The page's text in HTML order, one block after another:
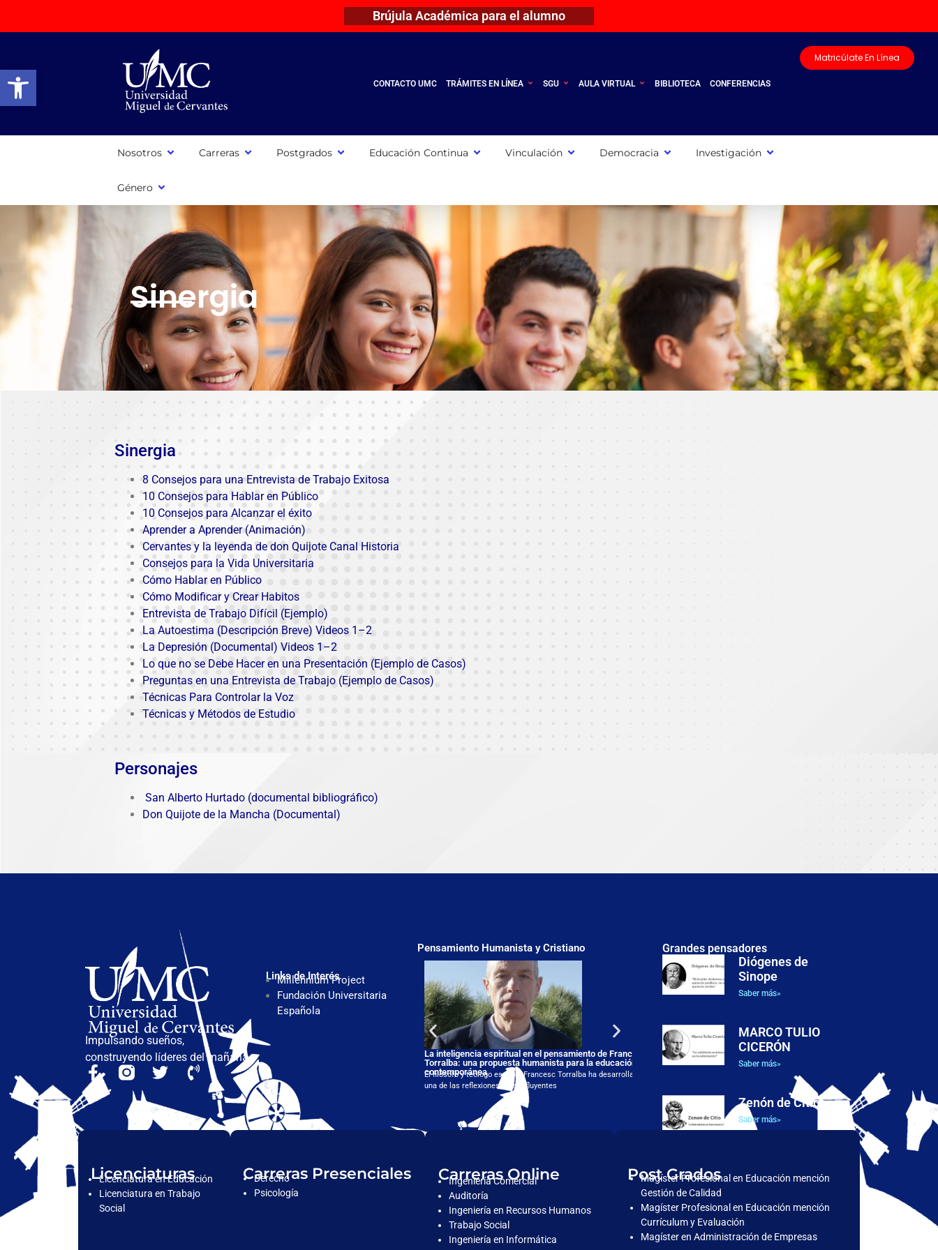
Abrir barra de herramientas
Brújula Académica para el alumno
CONTACTO UMC TRÁMITES EN LÍNEA SGU AULA VIRTUAL BIBLIOTECA CONFERENCIAS
Matricúlate En Línea
Nosotros Carreras Postgrados Educación Continua Vinculación Democracia Investigación
Género
Sinergia
Sinergia
8 Consejos para una Entrevista de Trabajo Exitosa
10 Consejos para Hablar en Público
10 Consejos para Alcanzar el éxito
Aprender a Aprender (Animación)
Cervantes y la leyenda de don Quijote Canal Historia
Consejos para la Vida Universitaria
Cómo Hablar en Público
Cómo Modificar y Crear Habitos
Entrevista de Trabajo Difícil (Ejemplo)
La Autoestima (Descripción Breve) Videos 1 –2
La Depresión (Documental) Videos 1 –2
Lo que no se Debe Hacer en una Presentación (Ejemplo de Casos)
Preguntas en una Entrevista de Trabajo (Ejemplo de Casos)
Técnicas Para Controlar la Voz
Técnicas y Métodos de Estudio
Personajes
San Alberto Hurtado (documental bibliográfico)
Don Quijote de la Mancha (Documental)
Impulsando sueños,
construyendo líderes del mañana.
Links de Interés
Millennium Project
Fundación Universitaria
Española
Pensamiento Humanista y Cristiano
La inteligencia espiritual en el pensamiento de Francesc
Torralba: una propuesta humanista para la educación
contemporánea
El filósofo y teólogo español Francesc Torralba ha desarrollado
una de las reflexiones más influyentes
Justicia, dignidad y posibilidades humanas: el enfoque de
las capacidades en la filosofía política de Martha C.
Grandes pensadores
Diógenes de
Sinope
Saber más»
MARCO TULIO
CICERÓN
Saber más»
Zenón de Citio
Saber más»
Licenciaturas
Licenciatura en Educación
Licenciatura en Trabajo
Social
Carreras Presenciales
Derecho
Psicología
Carreras Online
Ingeniería Comercial
Auditoría
Ingeniería en Recursos Humanos
Trabajo Social
Ingeniería en Informática
Post Grados
Magíster Profesional en Educación mención
Gestión de Calidad
Magíster Profesional en Educación mención
Currículum y Evaluación
Magíster en Administración de Empresas